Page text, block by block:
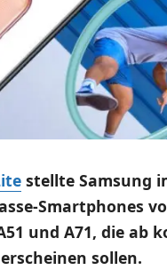
stellte Samsung
Smartphones
und A71, die ab
sollen.